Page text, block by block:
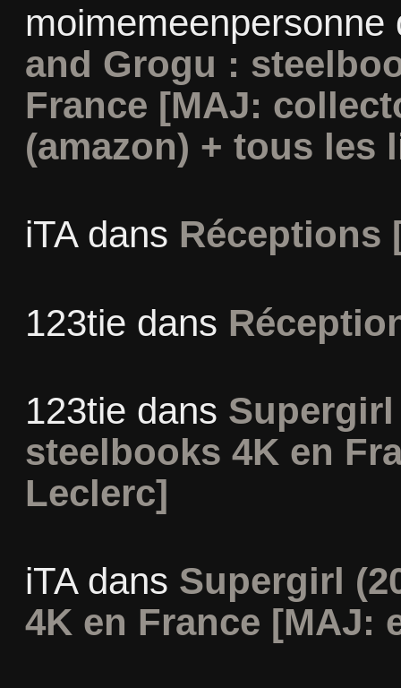
moimemeenpersonne
and Grogu :
France [MAJ:
(amazon) + tous les
iTAdans Réceptions
123tie dans
123tie dans
steelbooks 4K en
Leclerc]
iTAdans Supergirl
4K en France [MAJ: